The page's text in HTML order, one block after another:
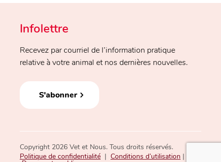
Infolettre
Recevez par courriel de l’information pratique
relative à votre animal et nos dernières nouvelles.
S'abonner
Copyright 2026 Vet et Nous. Tous droits réservés.
Politique de confidentialité | Conditions d’utilisation |